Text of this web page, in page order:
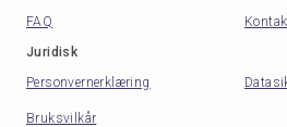
FAQ
Juridisk
Personvernerklæring
Bruksvilkår